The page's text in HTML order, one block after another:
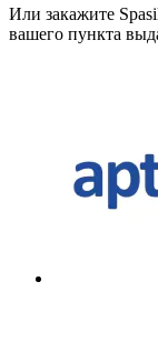
Или закажите
вашего пункта